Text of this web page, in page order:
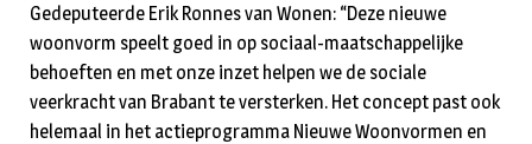
Gedeputeerde Erik Ronnes van Wonen: “Deze nieuwe
woonvorm speelt goed in op sociaal-maatschappelijke
behoeften en met onze inzet helpen we de sociale
veerkracht van Brabant te versterken. Het concept past ook
helemaal in het actieprogramma Nieuwe Woonvormen en